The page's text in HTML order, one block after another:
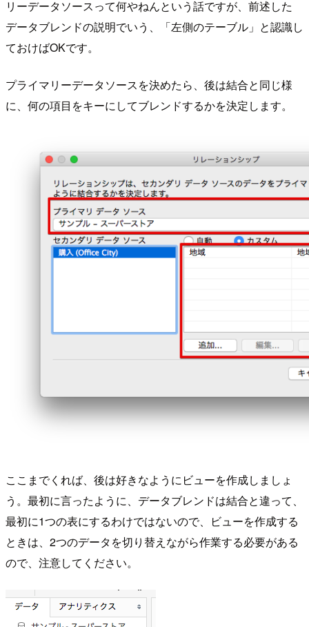
リーデータソースって何やねんという話ですが、前述した
データブレンドの説明でいう、「左側のテーブル」と認識し
ておけばOKです。
プライマリーデータソースを決めたら、後は結合と同じ様
に、何の項目をキーにしてブレンドするかを決定します。
ここまでくれば、後は好きなようにビューを作成しましょ
う。最初に言ったように、データブレンドは結合と違って、
最初に1つの表にするわけではないので、ビューを作成する
ときは、2つのデータを切り替えながら作業する必要がある
ので、注意してください。